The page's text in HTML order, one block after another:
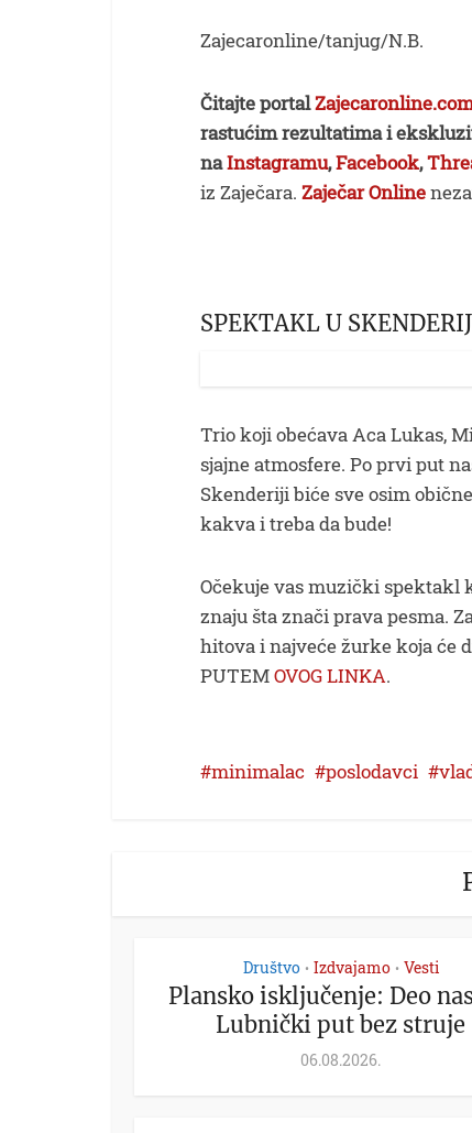
Zajecaronline/tanjug/N.B.
Čitajte portal
rastućim rezultatima i
naInstagramu,Facebook,
iz Zaječara. Zaječar Online
SPEKTAKL U
Trio koji obećava Aca Lukas,
sjajne atmosfere. Po prvi put
Skenderiji biće sve osim
kakva i treba da bude!
Očekuje vas muzički spektakl
znaju šta znači prava pesma.
hitova i najveće žurke koja će
PUTEMOVOG LINKA.
minimalac poslodavci
Društvo • Izdvajamo • Vesti
Plansko isključenje: Deo
Lubnički put bez struje
06.08.2026.